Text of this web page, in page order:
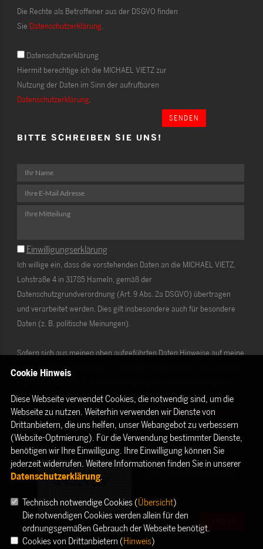
Die Rechte als Betroffener aus der DSGVO finden
Sie Datenschutzerklärung.
Datenschutzerklärung
Hiermit berechtige ich die MICHAEL VIETZ zur
Nutzung der Daten im Sinn der aufrufbaren
Datenschutzerklärung.
SENDEN
BITTE SCHREIBEN SIE UNS!
Einwilligungserklärung
Ich willige ein, dass die vorstehenden Daten an die MICHAEL VIETZ,
Lohstraße 4 in 31785 Hameln, gemäß der
Datenschutzgrundverordnung (Art. 9 Abs. 2a DSGVO) übertragen
und verarbeitet werden. Dies gilt insbesondere auch für besondere
Daten (z. B. politische Meinungen).
Sofern sich aus meinen oben aufgeführten Daten Hinweise auf meine
ethnische Herkunft, Religion, politische Einstellung oder Gesundheit
Die Rechte als Betroffener aus der DSGVO ( Datenschutzerklärung
habe ich gelesen und verstanden.
Cookie Hinweis
Diese Webseite verwendet Cookies, die notwendig sind, um die
Webseite zu nutzen. Weiterhin verwenden wir Dienste von
Drittanbietern, die uns helfen, unser Webangebot zu verbessern
(Website-Optmierung). Für die Verwendung bestimmter Dienste,
benötigen wir Ihre Einwilligung. Ihre Einwilligung können Sie
jederzeit widerrufen. Weitere Informationen finden Sie in unserer
Datenschutzerklärung.
Technisch notwendige Cookies (Übersicht)
Die notwendigen Cookies werden allein für den
ordnungsgemäßen Gebrauch der Webseite benötigt.
Cookies von Drittanbietern (Hinweis)